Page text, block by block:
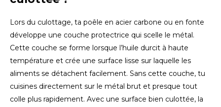
SEK
TWD
Lors du culottage, ta poêle en acier carbone ou en fonte
développe une couche protectrice qui scelle le métal.
Cette couche se forme lorsque l’huile durcit à haute
température et crée une surface lisse sur laquelle les
aliments se détachent facilement. Sans cette couche, tu
cuisines directement sur le métal brut et presque tout
colle plus rapidement. Avec une surface bien culottée, la